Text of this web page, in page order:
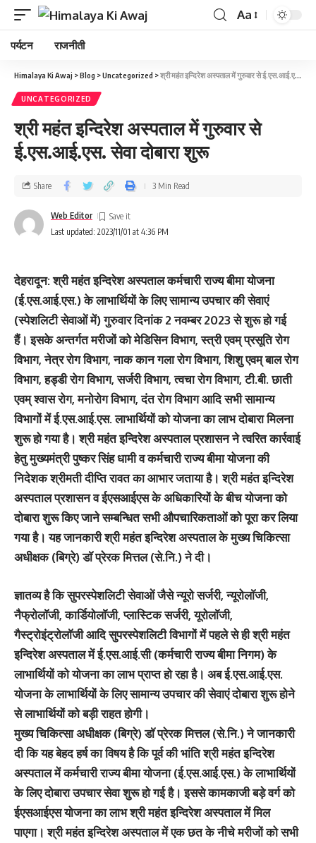
Aa
पर्यटन राजनीती
Himalaya Ki Awaj >Blog >Uncategorized >श्री महंत इन्दिरेश अस्पताल में गुरुवार से ई.एस.आई.एस. सेवा दोबारा शुरू
UNCATEGORIZED
श्री महंत इन्दिरेश अस्पताल में गुरुवार से
ई.एस.आई.एस. सेवा दोबारा शुरू
Last updated: 2023/11/01 at 4:36 PM
Web Editor
Share 3 Min Read
देहरादून: श्री महंत इन्दिरेश अस्पताल कर्मचारी राज्य बीमा योजना
(ई.एस.आई.एस.) के लाभार्थियों के लिए सामान्य उपचार की सेवाएं
(स्पेशलिटी सेवाओं में) गुरुवार दिनांक 2 नवम्बर 2023 से शुरू हो गई
हैं। इसके अन्तर्गत मरीजों को मेडिसिन विभाग, स्त्री एवम् प्रसूति रोग
विभाग, नेत्र रोग विभाग, नाक कान गला रोग विभाग, शिशु एवम् बाल रोग
विभाग, हड्डी रोग विभाग, सर्जरी विभाग, त्वचा रोग विभाग, टी.बी. छाती
एवम् श्वास रोग, मनोरोग विभाग, दंत रोग विभाग आदि सभी सामान्य
विभागों में ई.एस.आई.एस. लाभार्थियों को योजना का लाभ दोबारा मिलना
शुरू हो गया है। श्री महंत इन्दिरेश अस्पताल प्रशासन ने त्वरित कार्रवाई
हेतु मुख्यमंत्री पुष्कर सिंह धामी व कर्मचारी राज्य बीमा योजना की
निदेशक श्रीमती दीप्ति रावत का आभार जताया है। श्री महंत इन्दिरेश
अस्पताल प्रशासन व ईएसआईएस के अधिकारियों के बीच योजना को
दोबारा शुरू किए जाने सम्बन्धित सभी औपचारिकताओं को पूरा कर लिया
गया है। यह जानकारी श्री महंत इन्दिरेश अस्पताल के मुख्य चिकित्सा
अधीक्षक (बिग्रे) डाॅ प्रेरक मित्तल (से.नि.) ने दी।
ज्ञातव्य है कि सुपरस्पेशलिटी सेवाओं जैसे न्यूरो सर्जरी, न्यूरोलाॅजी,
नैफ्रोलाॅजी, कार्डियोलाॅजी, प्लास्टिक सर्जरी, यूरोलाॅजी,
गैस्ट्रोइंट्रोलाॅजी आदि सुपरस्पेशलिटी विभागों में पहले से ही श्री महंत
इन्दिरेश अस्पताल में ई.एस.आई.सी (कर्मचारी राज्य बीमा निगम) के
लाभार्थियों को योजना का लाभ प्राप्त हो रहा है। अब ई.एस.आई.एस.
योजना के लाभार्थियों के लिए सामान्य उपचार की सेवाएं दोबारा शुरू होने
से लाभार्थियों को बड़ी राहत होगी।
मुख्य चिकित्सा अधीक्षक (बिग्रे) डाॅ प्रेरक मित्तल (से.नि.) ने जानकारी
दी कि यह बेहद हर्ष का विषय है कि पूर्व की भांति श्री महंत इन्दिरेश
अस्पताल में कर्मचारी राज्य बीमा योजना (ई.एस.आई.एस.) के लाभार्थियों
के लिए दोबारा उपचार सेवा शुरू हो गई है। इससे कामकाजी बड़े वर्ग को
ईएसआईएस योजना का लाभ श्री महंत इन्दिरेश अस्पताल में मिल
पाएगा। श्री महंत इन्दिरेश अस्पताल में एक छत के नीचे मरीजों को सभी